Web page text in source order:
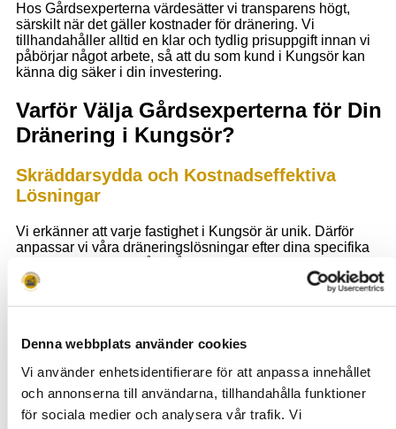
Denna webbplats använder cookies
Vi använder enhetsidentifierare för att anpassa innehållet
och annonserna till användarna, tillhandahålla funktioner
för sociala medier och analysera vår trafik. Vi
Hos Gårdsexperterna värdesätter vi transparens högt,
särskilt när det gäller kostnader för dränering. Vi
tillhandahåller alltid en klar och tydlig prisuppgift innan vi
påbörjar något arbete, så att du som kund i Kungsör kan
känna dig säker i din investering.
Varför Välja Gårdsexperterna för Din
Dränering i Kungsör?
Skräddarsydda och Kostnadseffektiva
Lösningar
Vi erkänner att varje fastighet i Kungsör är unik. Därför
anpassar vi våra dräneringslösningar efter dina specifika
prisvärda lösningen utan att kompromissa med kvaliteten.
Vårt team består av proffs med lång erfarenhet, som har en
djupgående förståelse för Kungsörs lokala förhållanden. Vi
använder vår expertis för att erbjuda dräneringslösningar
som inte bara är prisvärda, men också hållbara och effektiva.